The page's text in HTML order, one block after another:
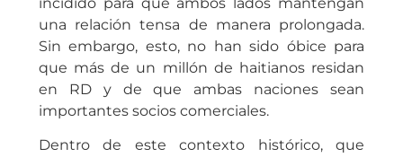
una relación tensa de manera prolongada.
Sin embargo, esto, no han sido óbice para
que más de un millón de haitianos residan
en RD y de que ambas naciones sean
importantes socios comerciales.
Dentro de este contexto histórico, que